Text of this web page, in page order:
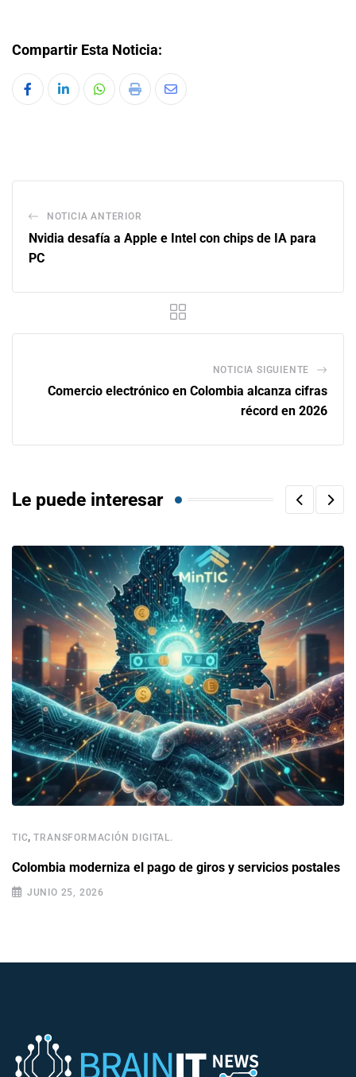
Compartir Esta Noticia:
NOTICIA ANTERIOR
Nvidia desafía a Apple e Intel con chips de IA para
PC
NOTICIA SIGUIENTE
Comercio electrónico en Colombia alcanza cifras
récord en 2026
Le puede interesar
TIC,TRANSFORMACIÓN DIGITAL.
Colombia moderniza el pago de giros y servicios postales
JUNIO 25, 2026